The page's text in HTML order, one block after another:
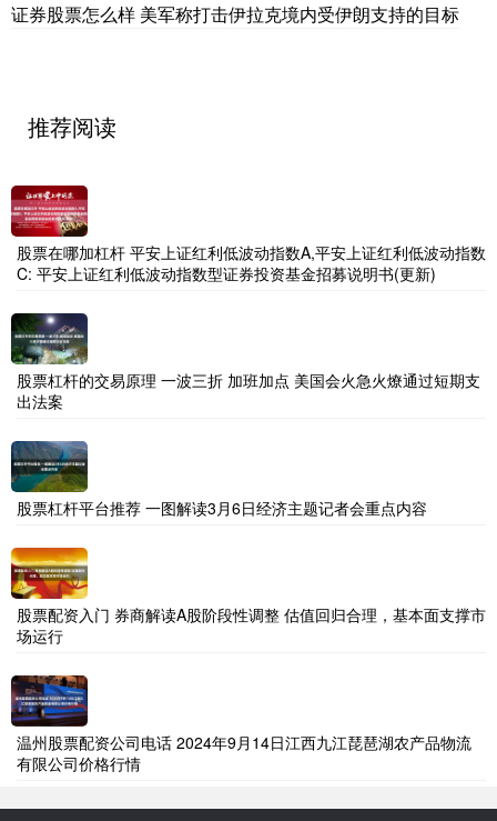
证券股票怎么样 美军称打击伊拉克境内受伊朗支持的目标
推荐阅读
股票在哪加杠杆 平安上证红利低波动指数A,平安上证红利低波动指数
C: 平安上证红利低波动指数型证券投资基金招募说明书(更新)
股票杠杆的交易原理 一波三折 加班加点 美国会火急火燎通过短期支
出法案
股票杠杆平台推荐 一图解读3月6日经济主题记者会重点内容
股票配资入门 券商解读A股阶段性调整 估值回归合理，基本面支撑市
场运行
温州股票配资公司电话 2024年9月14日江西九江琵琶湖农产品物流
有限公司价格行情